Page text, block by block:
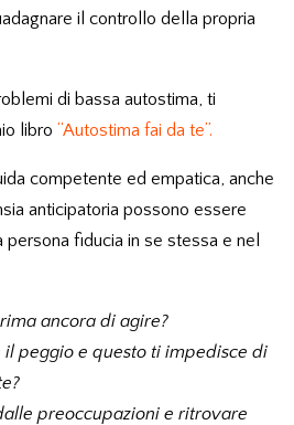
il controllo della propria
di bassa autostima, ti
libro “Autostima fai da te”.
competente ed empatica, anche
anticipatoria possono essere
fiducia in se stessa e nel
ancora di agire?
peggio e questo ti impedisce di
preoccupazioni e ritrovare